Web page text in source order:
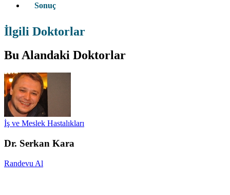
Sonuç
İlgili Doktorlar
Bu Alandaki Doktorlar
İş ve Meslek Hastalıkları
Dr. Serkan Kara
Randevu Al